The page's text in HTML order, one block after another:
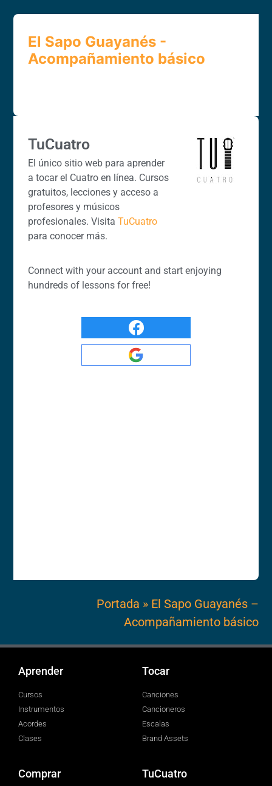
El Sapo Guayanés -
Acompañamiento básico
TuCuatro
El único sitio web para aprender
a tocar el Cuatro en línea. Cursos
gratuitos, lecciones y acceso a
profesores y músicos
profesionales. Visita TuCuatro
para conocer más.
Connect with your account and start enjoying
hundreds of lessons for free!
Portada » El Sapo Guayanés –
Acompañamiento básico
Aprender
Cursos
Instrumentos
Acordes
Clases
Tocar
Canciones
Cancioneros
Escalas
Brand Assets
Comprar TuCuatro